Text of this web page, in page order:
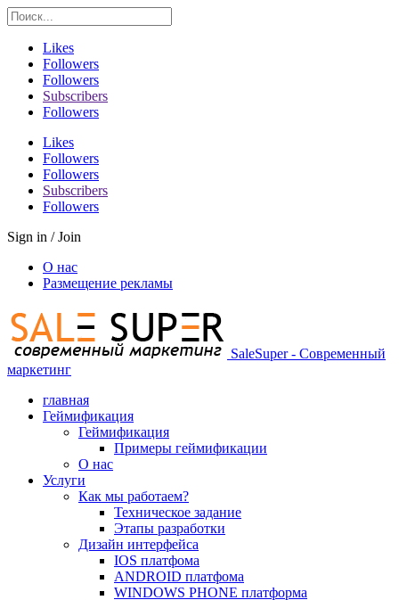
Likes
Followers
Followers
Subscribers
Followers
Likes
Followers
Followers
Subscribers
Followers
Sign in / Join
О нас
Размещение рекламы
SaleSuper - Современный
маркетинг
главная
Геймификация
Геймификация
Примеры геймификации
О нас
Услуги
Как мы работаем?
Техническое задание
Этапы разработки
Дизайн интерфейса
IOS платфома
ANDROID платфома
WINDOWS PHONE платформа